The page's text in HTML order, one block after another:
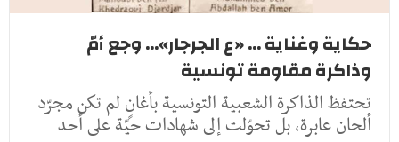
حكاية وغناية ... «ع الجرجار»... وجع أمّ
وذاكرة مقاومة تونسية
تحتفظ الذاكرة الشعبية التونسية بأغانٍ لم تكن مجرّد
ألحان عابرة، بل تحوّلت إلى شهادات حيّة على أحد